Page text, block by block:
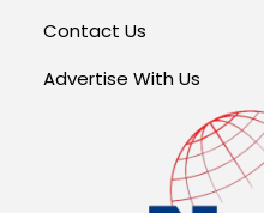
Contact Us
Advertise With Us